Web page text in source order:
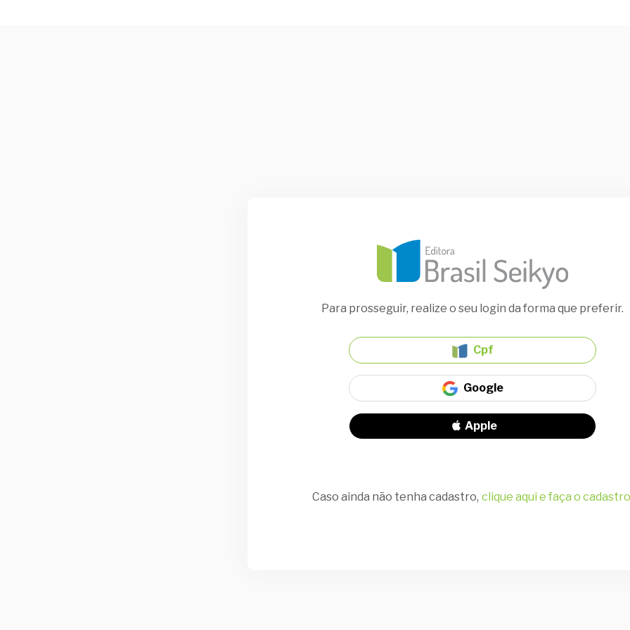
Para prosseguir, realize o seu login da forma que preferir.
Cpf
Google
Apple
Caso ainda não tenha cadastro, clique aqui e faça o